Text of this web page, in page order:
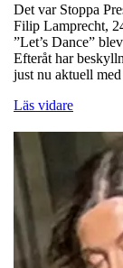
Det var Stoppa
Filip Lamprecht,
”Let’s Dance”
Efteråt har
just nu aktuell
Läs vidare